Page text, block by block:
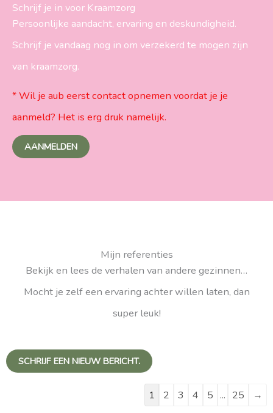
Schrijf je in voor Kraamzorg
Persoonlijke aandacht, ervaring en deskundigheid.
Schrijf je vandaag nog in om verzekerd te mogen zijn
van kraamzorg.
* Wil je aub eerst contact opnemen voordat je je
aanmeld? Het is erg druk namelijk.
AANMELDEN
Mijn referenties
Bekijk en lees de verhalen van andere gezinnen…
Mocht je zelf een ervaring achter willen laten, dan
super leuk!
Navigatie
door
de
1 2 3 4 5 ... 25 →
Navigatie
door
de